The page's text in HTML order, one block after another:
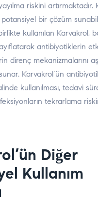
riskini artırmaktadır.
bir çözüm
kullanılan Karvakrol,
antibiyotiklerin
direnç mekanizmalarını
Karvakrol’ün
kullanılması, tedavi
tekrarlama
Diğer
Kullanım